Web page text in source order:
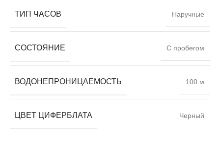
ТИП ЧАСОВ Наручные
СОСТОЯНИЕ С пробегом
ВОДОНЕПРОНИЦАЕМОСТЬ 100 м
ЦВЕТ ЦИФЕРБЛАТА Черный